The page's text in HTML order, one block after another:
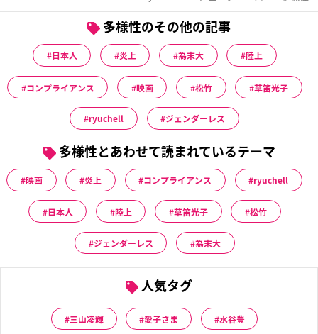
多様性のその他の記事
日本人 炎上 為末大 陸上
コンプライアンス 映画 松竹 草笛光子
ryuchell ジェンダーレス
多様性とあわせて読まれているテーマ
映画 炎上 コンプライアンス ryuchell
日本人 陸上 草笛光子 松竹
ジェンダーレス 為末大
人気タグ
三山凌輝 愛子さま 水谷豊